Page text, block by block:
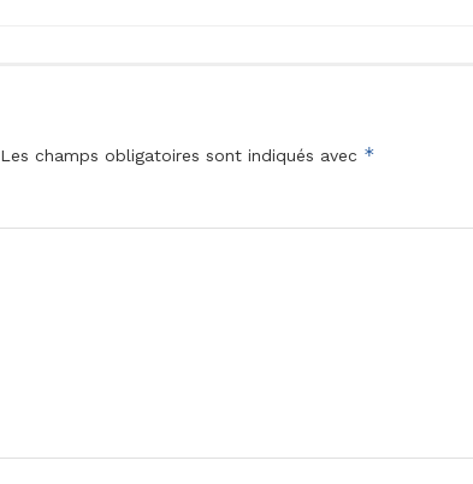
Les champs obligatoires sont indiqués avec *